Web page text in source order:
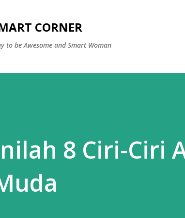
CORNER
to be Awesome and Smart Woman
8 Ciri-Ciri